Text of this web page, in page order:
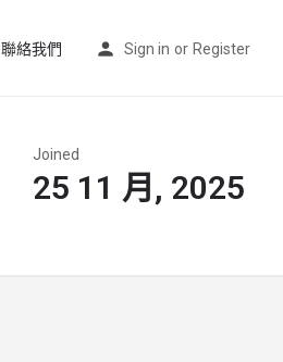
聯絡我們 Sign in or Register
Joined
25 11 月, 2025